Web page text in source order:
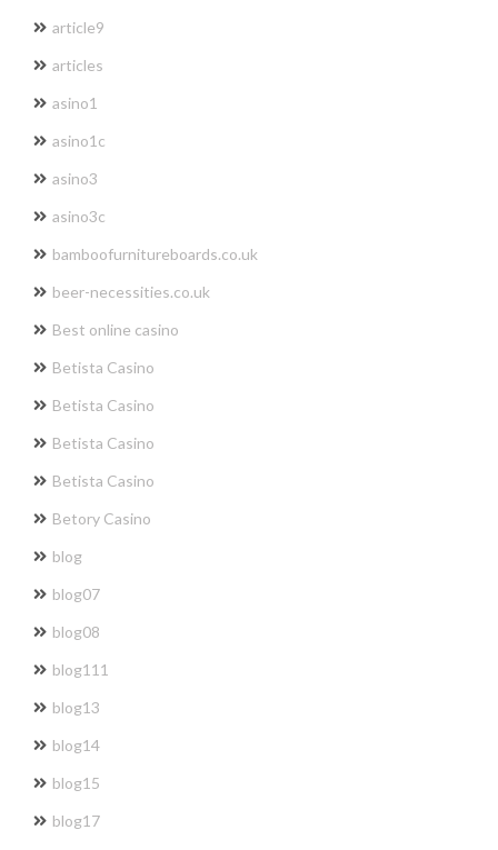
article9
articles
asino1
asino1c
asino3
asino3c
bamboofurnitureboards.co.uk
beer-necessities.co.uk
Best online casino
Betista Casino
Betista Casino
Betista Casino
Betista Casino
Betory Casino
blog
blog07
blog08
blog111
blog13
blog14
blog15
blog17